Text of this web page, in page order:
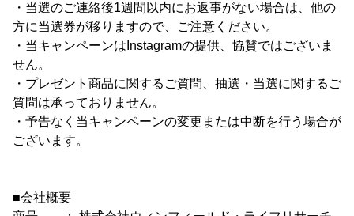
・当選のご連絡後1週間以内にお返事がない場合は、他の
方に当選券が移りますので、ご注意ください。
・当キャンペーンはInstagramの提供、協賛ではございま
せん。
・プレゼント商品に関するご質問、抽選・当選に関するご
質問は承っておりません。
・予告なく当キャンペーンの変更または中断を行う場合が
ございます。
■会社概要